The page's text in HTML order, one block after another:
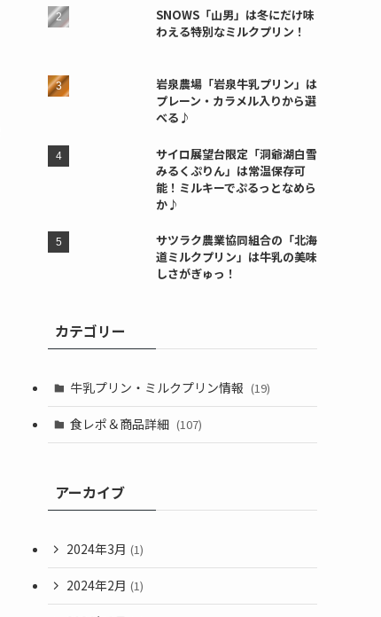
SNOWS「山男」は冬にだけ味
わえる特別なミルクプリン！
岩泉農場「岩泉牛乳プリン」は
プレーン・カラメル入りから選
べる♪
サイロ展望台限定「洞爺湖白雪
みるくぷりん」は常温保存可
能！ミルキーでぷるっとなめら
か♪
サツラク農業協同組合の「北海
道ミルクプリン」は牛乳の美味
しさがぎゅっ！
カテゴリー
牛乳プリン・ミルクプリン情報 (19)
食レポ＆商品詳細 (107)
アーカイブ
2024年3月 (1)
2024年2月 (1)